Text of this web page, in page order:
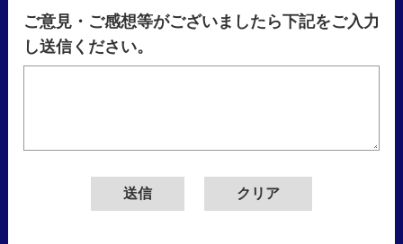
ご意見・ご感想等がございましたら下記をご入力
し送信ください。